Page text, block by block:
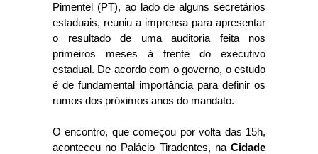
Pimentel (PT), ao lado de alguns secretários
estaduais, reuniu a imprensa para apresentar
o resultado de uma auditoria feita nos
primeiros meses à frente do executivo
estadual. De acordo com o governo, o estudo
é de fundamental importância para definir os
rumos dos próximos anos do mandato.
O encontro, que começou por volta das 15h,
aconteceu no Palácio Tiradentes, na Cidade